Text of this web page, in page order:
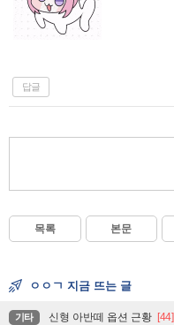
답글
목록 본문
ㅇㅇㄱ 지금 뜨는 글
기타 신형 아반떼 옵션 근황 [44]